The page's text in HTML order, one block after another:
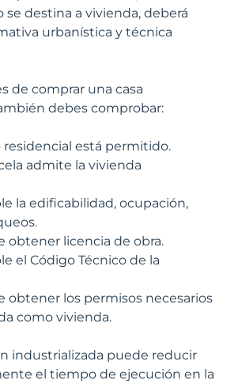
se destina a vivienda, deberá
urbanística y técnica
de comprar una casa
debes comprobar:
residencial está permitido.
admite la vivienda
la edificabilidad, ocupación,
obtener licencia de obra.
el Código Técnico de la
obtener los permisos necesarios
como vivienda.
industrializada puede reducir
el tiempo de ejecución en la